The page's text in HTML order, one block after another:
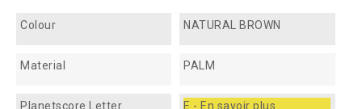
Colour NATURAL BROWN
Material PALM
Planetscore Letter E - En savoir plus...